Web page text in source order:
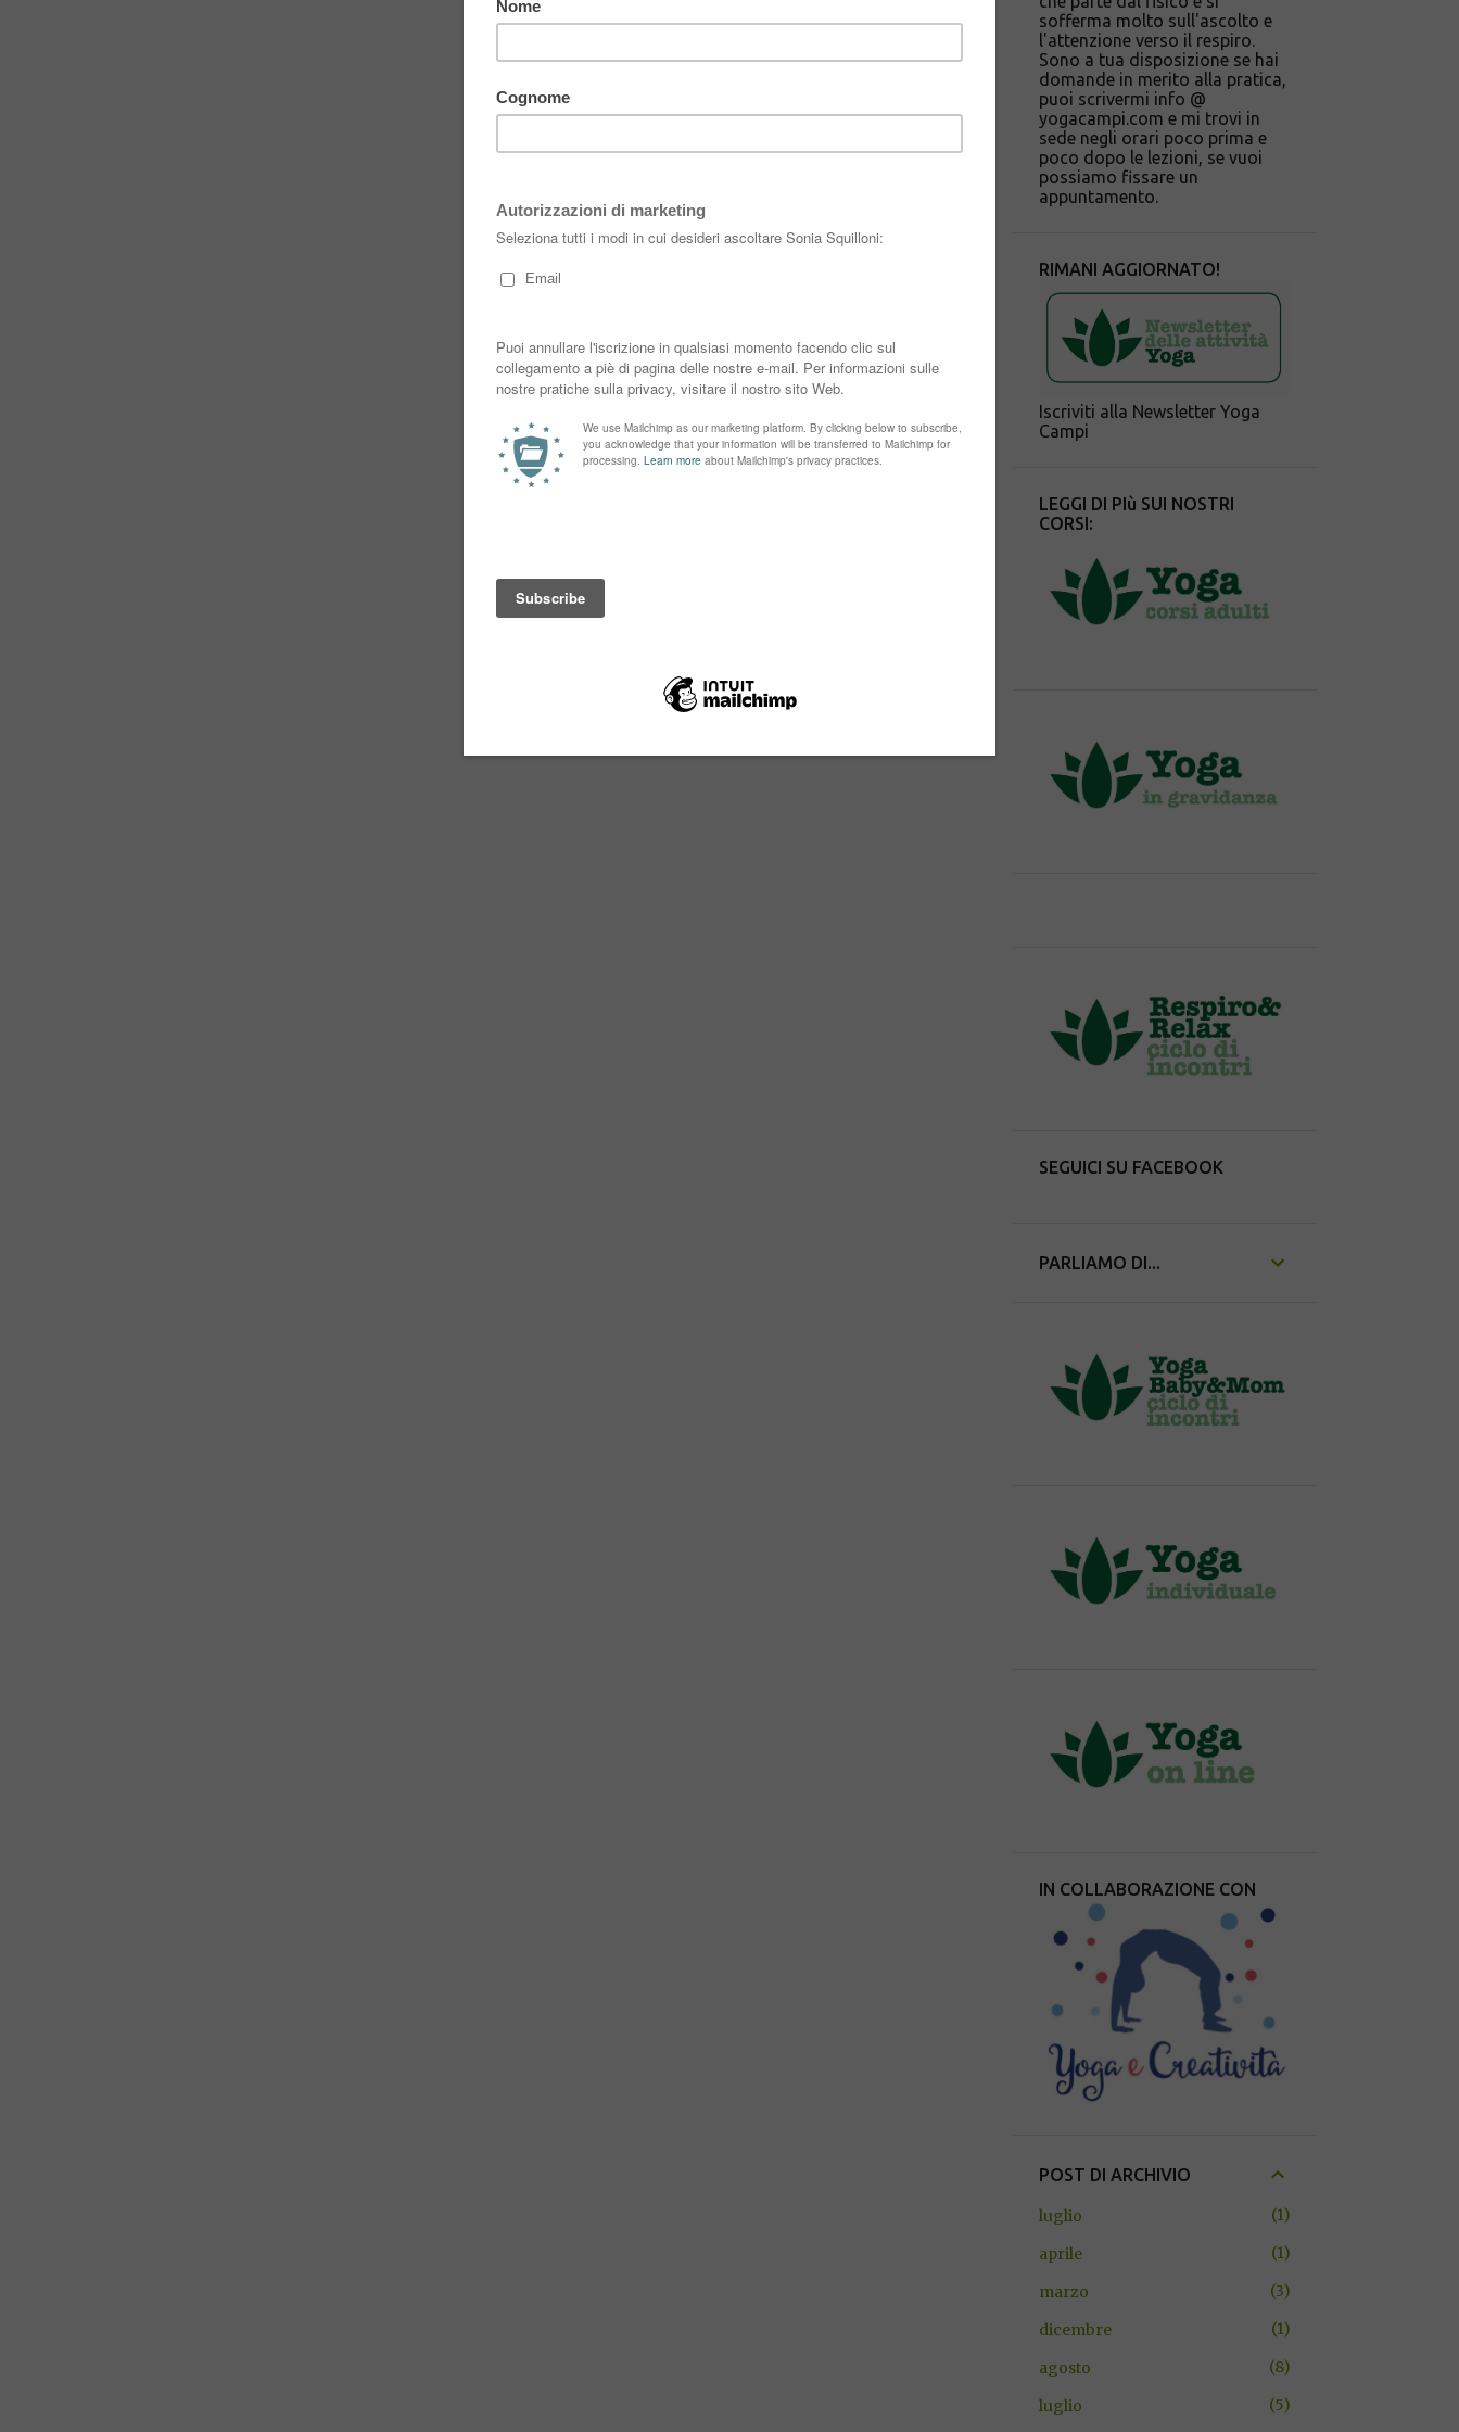
sofferma molto sull'ascolto e
l'attenzione verso il respiro.
Sono a tua disposizione se hai
domande in merito alla pratica,
puoi scrivermi info @
yogacampi.com e mi trovi in
sede negli orari poco prima e
poco dopo le lezioni, se vuoi
possiamo fissare un
appuntamento.
RIMANI AGGIORNATO!
Iscriviti alla Newsletter Yoga
Campi
LEGGI DI PIù SUI NOSTRI
CORSI:
SEGUICI SU FACEBOOK
PARLIAMO DI...
IN COLLABORAZIONE CON
POST DI ARCHIVIO
luglio
1
aprile
1
marzo
3
dicembre
1
agosto
8
luglio
5